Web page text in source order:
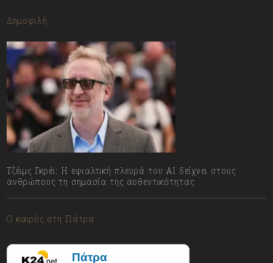
Δημοφιλή
Τζέιμς Γκρέι: H εφιαλτική πλευρά του ΑI δείχνει στους
ανθρώπους τη σημασία της αυθεντικότητας
Ο καιρός στη Πάτρα